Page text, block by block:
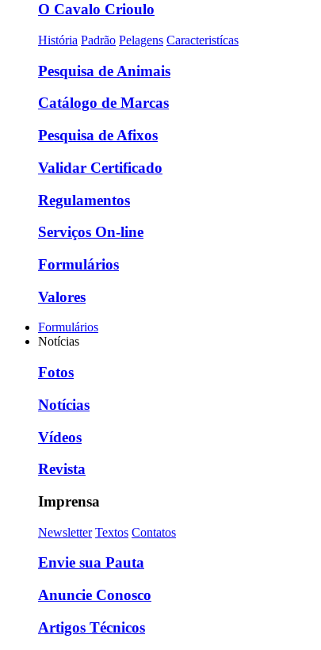
O Cavalo Crioulo
História Padrão Pelagens Caracteristícas
Pesquisa de Animais
Catálogo de Marcas
Pesquisa de Afixos
Validar Certificado
Regulamentos
Serviços On-line
Formulários
Valores
Formulários
Notícias
Fotos
Notícias
Vídeos
Revista
Imprensa
Newsletter Textos Contatos
Envie sua Pauta
Anuncie Conosco
Artigos Técnicos